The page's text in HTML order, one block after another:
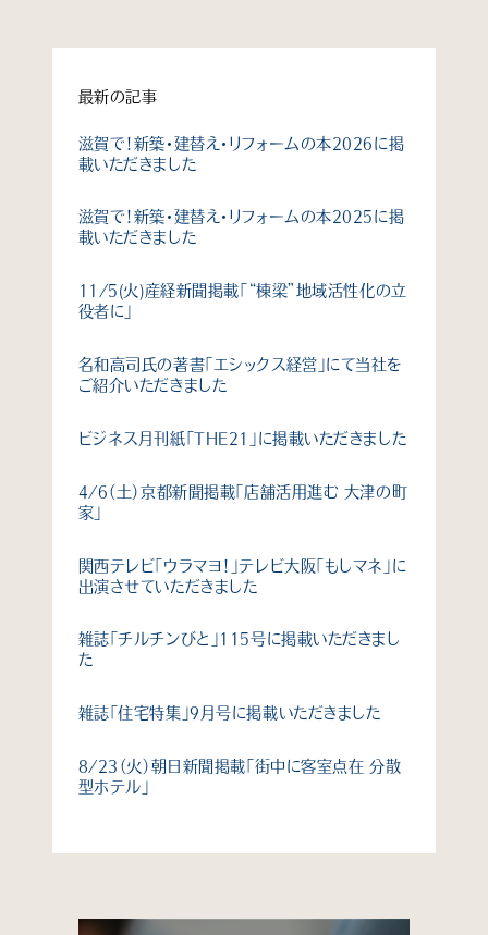
最新の記事
滋賀で！新築・建替え・リフォームの本2026に掲
載いただきました
滋賀で！新築・建替え・リフォームの本2025に掲
載いただきました
11/5(火)産経新聞掲載「“棟梁”地域活性化の立
役者に」
名和高司氏の著書「エシックス経営」にて当社を
ご紹介いただきました
ビジネス月刊紙「THE21」に掲載いただきました
4/6（土）京都新聞掲載「店舗活用進む 大津の町
家」
関西テレビ「ウラマヨ！」テレビ大阪「もしマネ」に
出演させていただきました
雑誌「チルチンびと」115号に掲載いただきまし
た
雑誌「住宅特集」9月号に掲載いただきました
8/23（火）朝日新聞掲載「街中に客室点在 分散
型ホテル」